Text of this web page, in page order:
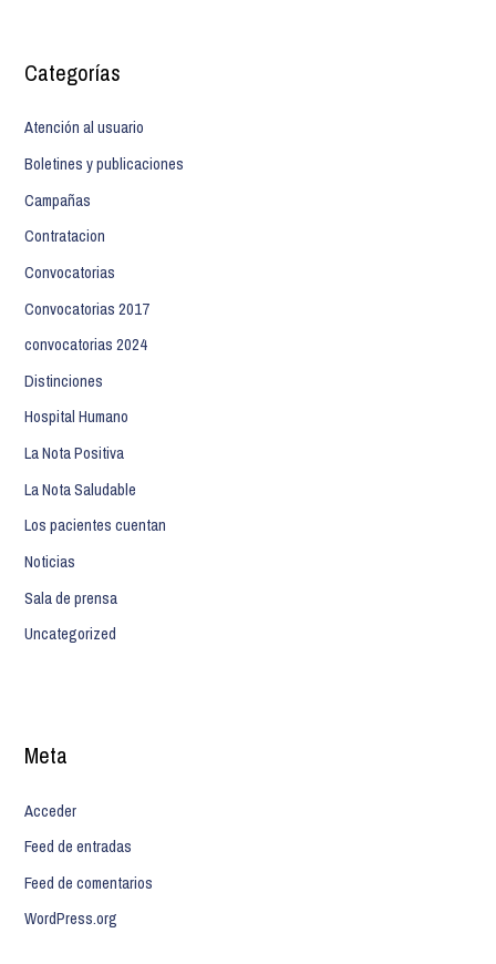
Categorías
Atención al usuario
Boletines y publicaciones
Campañas
Contratacion
Convocatorias
Convocatorias 2017
convocatorias 2024
Distinciones
Hospital Humano
La Nota Positiva
La Nota Saludable
Los pacientes cuentan
Noticias
Sala de prensa
Uncategorized
Meta
Acceder
Feed de entradas
Feed de comentarios
WordPress.org